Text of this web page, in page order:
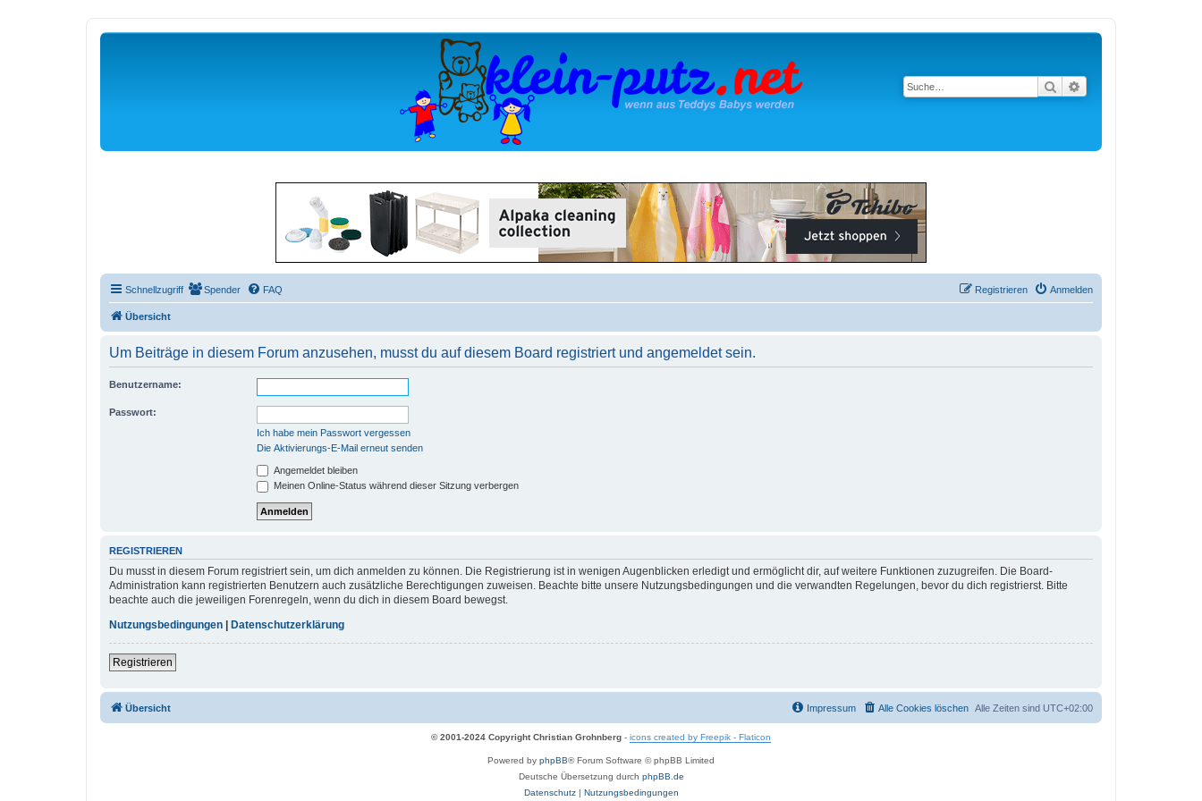
Suche
Schnellzugriff Spender FAQ Anmelden
Registrieren
Übersicht
Um Beiträge in diesem Forum anzusehen, musst du auf diesem Board registriert und angemeldet sein.
Benutzername:
Passwort:
Ich habe mein Passwort vergessen
Die Aktivierungs-E-Mail erneut senden
Angemeldet bleiben
Meinen Online-Status während dieser Sitzung verbergen
REGISTRIEREN
Du musst in diesem Forum registriert sein, um dich anmelden zu können. Die Registrierung ist in wenigen Augenblicken erledigt und ermöglicht dir, auf weitere Funktionen zuzugreifen. Die Board-
Administration kann registrierten Benutzern auch zusätzliche Berechtigungen zuweisen. Beachte bitte unsere Nutzungsbedingungen und die verwandten Regelungen, bevor du dich registrierst. Bitte
beachte auch die jeweiligen Forenregeln, wenn du dich in diesem Board bewegst.
Nutzungsbedingungen
Datenschutzerklärung
Registrieren
Übersicht Alle Zeiten sind UTC+02:00
Alle Cookies löschen
Impressum
© 2001-2024 Copyright Christian Grohnberg - icons created by Freepik - Flaticon
Powered by phpBB® Forum Software © phpBB Limited
Deutsche Übersetzung durch phpBB.de
Datenschutz| Nutzungsbedingungen